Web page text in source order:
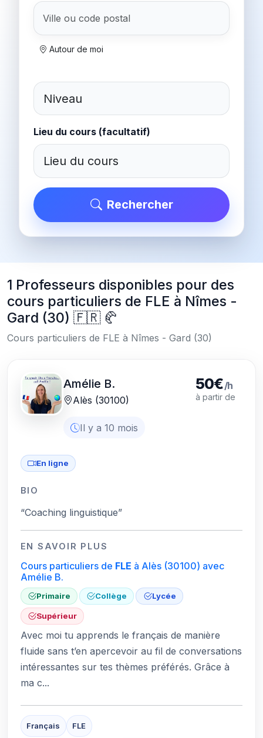
Autour de moi
Lieu du cours (facultatif)
Rechercher
1 Professeurs disponibles pour des
cours particuliers de FLE à Nîmes -
Gard (30) 🇫🇷 🥐
Cours particuliers de FLE à Nîmes - Gard (30)
Amélie B.
Alès (30100)
Il y a 10 mois
50€/h
à partir de
En ligne
BIO
“Coaching linguistique”
EN SAVOIR PLUS
Cours particuliers de FLE à Alès (30100) avec
Amélie B.
Primaire Collège Lycée
Supérieur
Avec moi tu apprends le français de manière
fluide sans t’en apercevoir au fil de conversations
intéressantes sur tes thèmes préférés. Grâce à
ma c...
Français FLE